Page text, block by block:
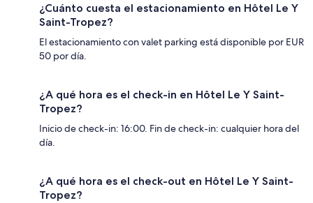
¿Cuánto cuesta el estacionamiento en Hôtel Le Y
Saint-Tropez?
El estacionamiento con valet parking está disponible por EUR
50 por día.
¿A qué hora es el check-in en Hôtel Le Y Saint-
Tropez?
Inicio de check-in: 16:00. Fin de check-in: cualquier hora del
día.
¿A qué hora es el check-out en Hôtel Le Y Saint-
Tropez?